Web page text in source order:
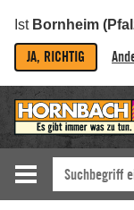
Ist Bornheim
JA, RICHTIG